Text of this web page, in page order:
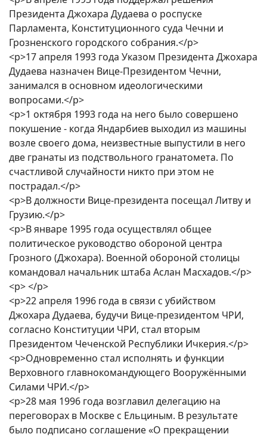
Президента Джохара Дудаева о роспуске
Парламента, Конституционного суда Чечни и
Грозненского городского собрания.</p>
<p>17 апреля 1993 года Указом Президента Джохара
Дудаева назначен Вице-Президентом Чечни,
занимался в основном идеологическими
вопросами.</p>
<p>1 октября 1993 года на него было совершено
покушение - когда Яндарбиев выходил из машины
возле своего дома, неизвестные выпустили в него
две гранаты из подствольного гранатомета. По
счастливой случайности никто при этом не
пострадал.</p>
<p>В должности Вице-президента посещал Литву и
Грузию.</p>
<p>В январе 1995 года осуществлял общее
политическое руководство обороной центра
Грозного (Джохара). Военной обороной столицы
командовал начальник штаба Аслан Масхадов.</p>
<p> </p>
<p>22 апреля 1996 года в связи с убийством
Джохара Дудаева, будучи Вице-президентом ЧРИ,
согласно Конституции ЧРИ, стал вторым
Президентом Чеченской Республики Ичкерия.</p>
<p>Одновременно стал исполнять и функции
Верховного главнокомандующего Вооружёнными
Силами ЧРИ.</p>
<p>28 мая 1996 года возглавил делегацию на
переговорах в Москве с Ельциным. В результате
было подписано соглашение «О прекращении